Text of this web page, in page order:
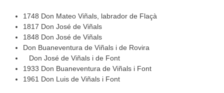
1748 Don Mateo Viñals, labrador de Flaçà
1817 Don José de Viñals
1848 Don José de Viñals
Don Buaneventura de Viñals i de Rovira
Don José de Viñals i de Font
1933 Don Buaneventura de Viñals i Font
1961 Don Luis de Viñals i Font